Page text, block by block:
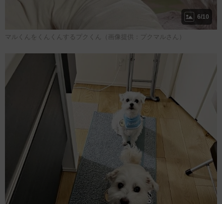
6/10
マルくんをくんくんするプクくん（画像提供：プクマルさん）